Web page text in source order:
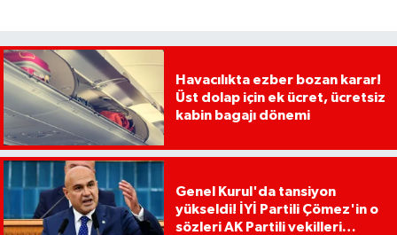
Havacılıkta ezber bozan karar!
Üst dolap için ek ücret, ücretsiz
kabin bagajı dönemi
Genel Kurul'da tansiyon
yükseldi! İYİ Partili Çömez'in o
sözleri AK Partili vekilleri